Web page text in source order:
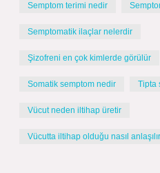
Semptom terimi nedir
Semptomatik ilaçlar nelerdir
Şizofreni en çok kimlerde görülür
Somatik semptom nedir Tipta
Vücut neden iltihap üretir
Vücutta iltihap olduğu nasıl anlaşılır